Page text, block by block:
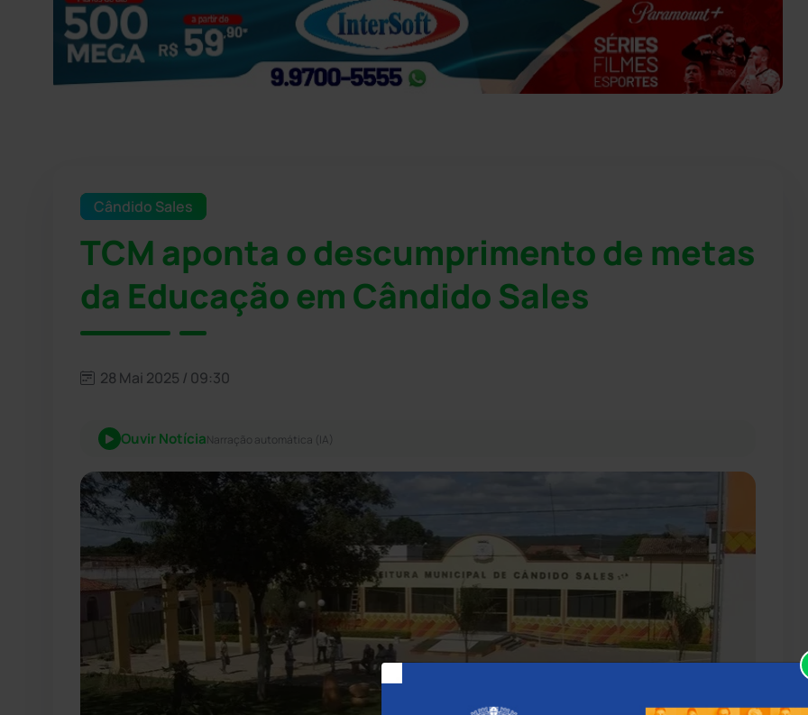
Cândido Sales
TCM aponta o descumprimento de metas
da Educação em Cândido Sales
28 Mai 2025 / 09:30
Ouvir NotíciaNarração automática (IA)